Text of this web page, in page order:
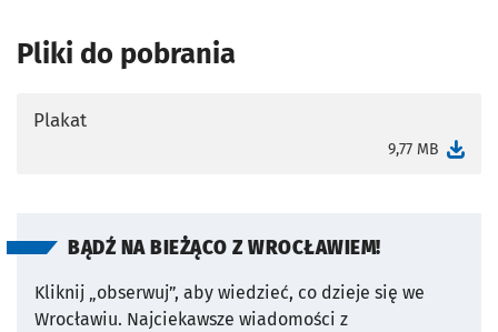
Pliki do pobrania
Plakat
9,77 MB
BĄDŹ NA BIEŻĄCO Z WROCŁAWIEM!
Kliknij „obserwuj”, aby wiedzieć, co dzieje się we
Wrocławiu. Najciekawsze wiadomości z